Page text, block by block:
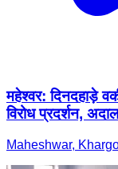
महेश्वर: दिनदहाड़े
विरोध प्रदर्शन,
Maheshwar,